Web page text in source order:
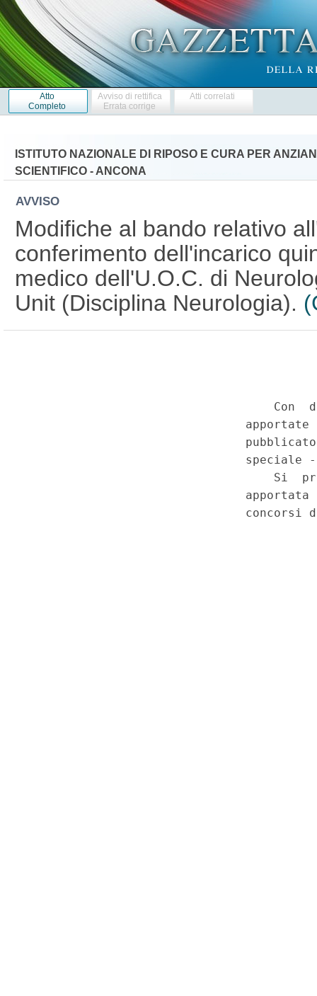
Atto
Completo
Avviso di rettifica
Errata corrige
Atti correlati
ISTITUTO NAZIONALE DI RIPOSO E CURA PER
SCIENTIFICO - ANCONA
AVVISO
Modifiche al bando relativo
conferimento dell'incarico
medico dell'U.O.C. di
Unit (Disciplina Neurologia).